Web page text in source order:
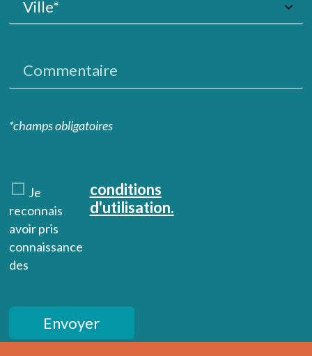
*champs obligatoires
Je
reconnais
avoir pris
connaissance
des
conditions
d'utilisation.